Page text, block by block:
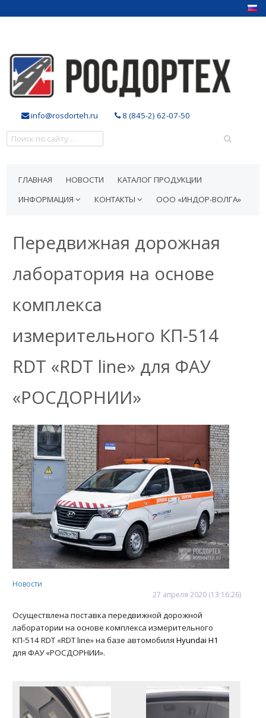
info@rosdorteh.ru 8 (845-2) 62-07-50
ГЛАВНАЯ НОВОСТИ
КАТАЛОГ ПРОДУКЦИИ
ИНФОРМАЦИЯ
КОНТАКТЫ ООО «ИНДОР-ВОЛГА»
Передвижная дорожная
лаборатория на основе
комплекса
измерительного КП-514
RDT «RDT line» для ФАУ
«РОСДОРНИИ»
Новости
27 апреля 2020 (13:16:26)
Осуществлена поставка передвижной дорожной
лаборатории на основе комплекса измерительного
КП-514 RDT «RDT line» на базе автомобиляHyundai H1
для ФАУ «РОСДОРНИИ».